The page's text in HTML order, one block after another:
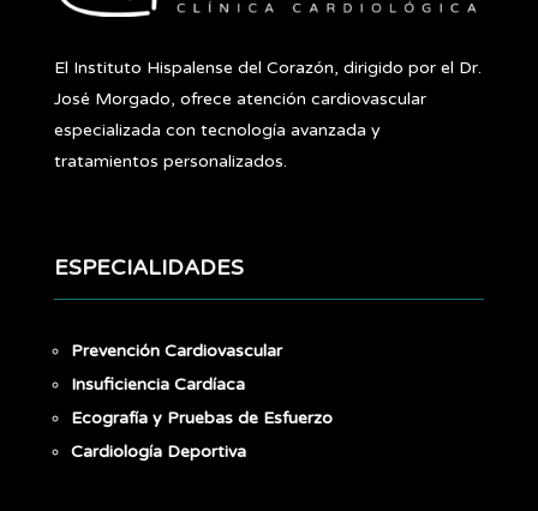
El Instituto Hispalense del Corazón, dirigido por el Dr.
José Morgado, ofrece atención cardiovascular
especializada con tecnología avanzada y
tratamientos personalizados.
ESPECIALIDADES
Prevención Cardiovascular
Insuficiencia Cardíaca
Ecografía y Pruebas de Esfuerzo
Cardiología Deportiva